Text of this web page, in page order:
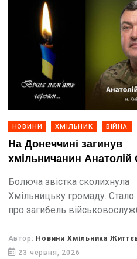
НОВИНИ ХМІЛЬНИК ВІЙНА
На Донеччині загинув
хмільничанин Анатолій
Болюча звістка сколихнула
Хмільницьку громаду. Стало
про загибель
тривалий час вважався
безвісти.
Автор: Новини Хмільника
23 червня, 2026